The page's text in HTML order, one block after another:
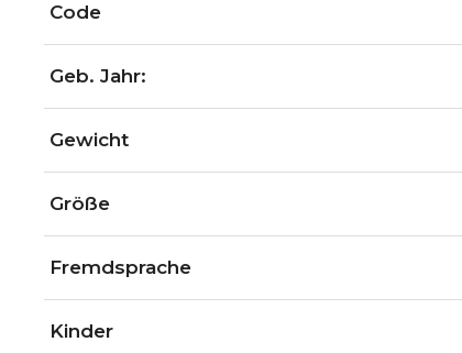
Code
Geb. Jahr:
Gewicht
Größe
Fremdsprache
Kinder